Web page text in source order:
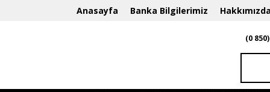
Anasayfa Banka Bilgilerimiz Hakkımızda
(0